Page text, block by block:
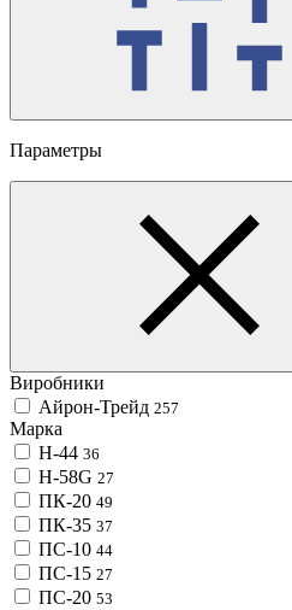
Параметры
Виробники
Айрон-Трейд 257
Марка
H-44 36
Н-58G 27
ПК-20 49
ПК-35 37
ПС-10 44
ПС-15 27
ПС-20 53